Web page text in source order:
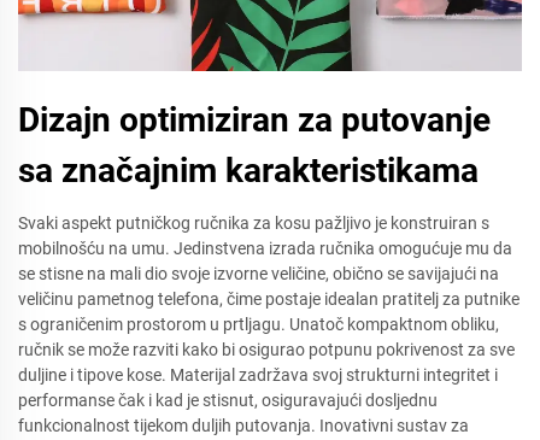
Dizajn optimiziran za putovanje
sa značajnim karakteristikama
Svaki aspekt putničkog ručnika za kosu pažljivo je konstruiran s
mobilnošću na umu. Jedinstvena izrada ručnika omogućuje mu da
se stisne na mali dio svoje izvorne veličine, obično se savijajući na
veličinu pametnog telefona, čime postaje idealan pratitelj za putnike
s ograničenim prostorom u prtljagu. Unatoč kompaktnom obliku,
ručnik se može razviti kako bi osigurao potpunu pokrivenost za sve
duljine i tipove kose. Materijal zadržava svoj strukturni integritet i
performanse čak i kad je stisnut, osiguravajući dosljednu
funkcionalnost tijekom duljih putovanja. Inovativni sustav za